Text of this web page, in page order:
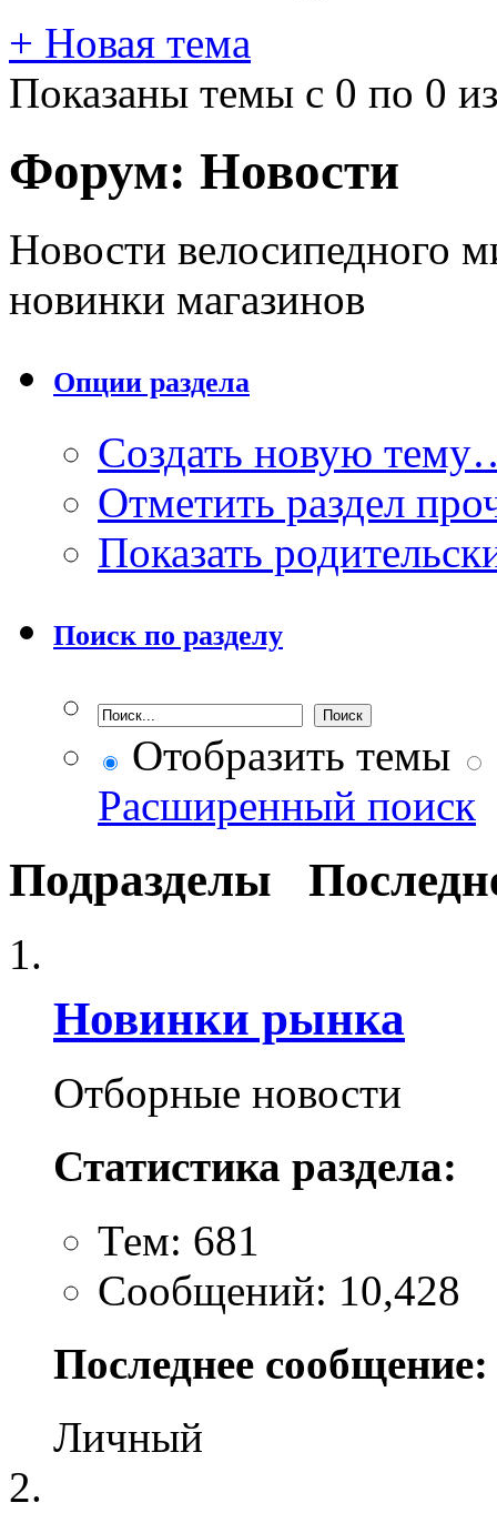
+ Новая тема
Показаны темы с 0 по 0
Форум: Новости
Новости велосипедного
новинки магазинов
Опции раздела
Создать новую
Отметить раздел
Показать
Поиск по разделу
Отобразить темы
Расширенный поиск
Подразделы
Новинки рынка
Отборные новости
Статистика раздела:
Тем: 681
Сообщений: 10,428
Последнее сообщение:
Личный